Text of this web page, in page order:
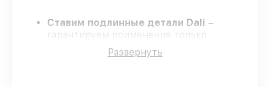
Ставим подлинные детали Dali –
гарантируем применение только
качественных комплектующих.
Сертифицированные мастера
Развернуть